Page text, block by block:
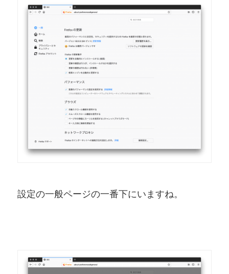
設定の一般ページの一番下にいますね。